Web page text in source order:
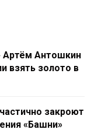
Артём Антошкин
взять золото в
закроют
«Башни»